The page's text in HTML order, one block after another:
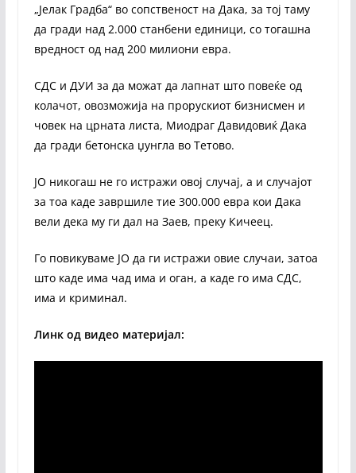
„Јелак Градба“ во сопственост на Дака, за тој таму
да гради над 2.000 станбени единици, со тогашна
вредност од над 200 милиони евра.
СДС и ДУИ за да можат да лапнат што повеќе од
колачот, овозможија на прорускиот бизнисмен и
човек на црната листа, Миодраг Давидовиќ Дака
да гради бетонска џунгла во Тетово.
ЈО никогаш не го истражи овој случај, а и случајот
за тоа каде завршиле тие 300.000 евра кои Дака
вели дека му ги дал на Заев, преку Кичеец.
Го повикуваме ЈО да ги истражи овие случаи, затоа
што каде има чад има и оган, а каде го има СДС,
има и криминал.
Линк од видео материјал: